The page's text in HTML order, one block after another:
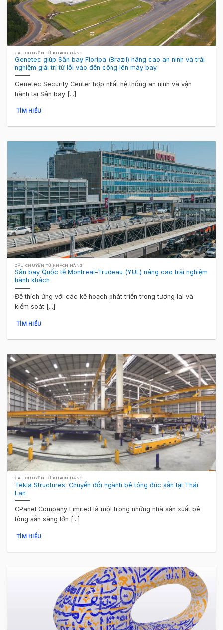
CÂU CHUYỆN TỪ KHÁCH HÀNG
Genetec giúp Sân bay Floripa (Brazil) nâng cao an ninh và trải
nghiệm giải trí từ lối vào đến cổng lên máy bay.
Genetec Security Center hợp nhất hệ thống an ninh và vận
hành tại Sân bay [...]
TÌM HIỂU
CÂU CHUYỆN TỪ KHÁCH HÀNG
Sân bay Quốc tế Montreal–Trudeau (YUL) nâng cao trải nghiệm
hành khách
Để thích ứng với các kế hoạch phát triển trong tương lai và
kiểm soát [...]
TÌM HIỂU
CÂU CHUYỆN TỪ KHÁCH HÀNG
Tekla Structures: Chuyển đổi ngành bê tông đúc sẵn tại Thái
Lan
CPanel Company Limited là một trong những nhà sản xuất bê
tông sẵn sàng lớn [...]
TÌM HIỂU